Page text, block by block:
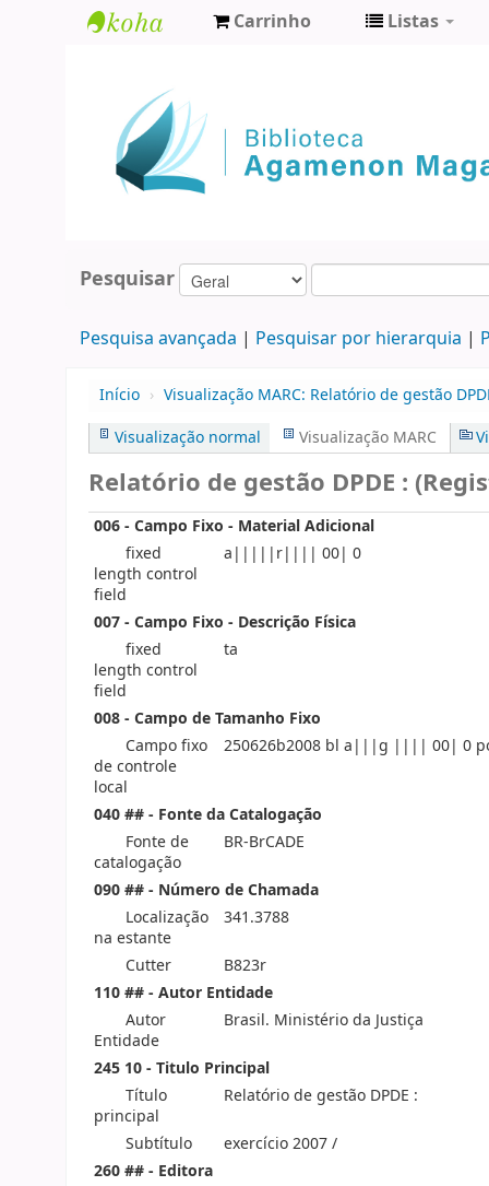
Agamenon
Magalhães
Carrinho Listas
Pesquisar
Pesquisa avançada Pesquisar por hierarquia
Início › Visualização MARC: Relatório de gestão
Visualização normal
Visualização MARC
Relatório de gestão DPDE :
006 - Campo Fixo - Material Adicional
fixed
length control
field
a|||||r|||| 00| 0
007 - Campo Fixo - Descrição Física
fixed
length control
field
ta
008 - Campo de Tamanho Fixo
Campo fixo
de controle
local
250626b2008 bl a|||g |||| 00| 0
040 ## - Fonte da Catalogação
Fonte de
catalogação
BR-BrCADE
090 ## - Número de Chamada
Localização
na estante
341.3788
Cutter
B823r
110 ## - Autor Entidade
Autor
Entidade
Brasil. Ministério da Justiça
245 10 - Titulo Principal
Título
principal
Relatório de gestão DPDE :
Subtítulo
exercício 2007 /
260 ## - Editora